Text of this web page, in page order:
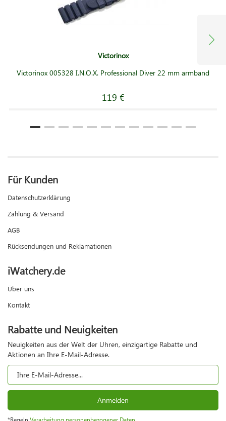
Victorinox
Victorinox 005328 I.N.O.X. Professional Diver 22 mm armband
119 €
Für Kunden
Datenschutzerklärung
Zahlung & Versand
AGB
Rücksendungen und Reklamationen
iWatchery.de
Über uns
Kontakt
Rabatte und Neuigkeiten
Neuigkeiten aus der Welt der Uhren, einzigartige Rabatte und
Aktionen an Ihre E-Mail-Adresse.
Anmelden